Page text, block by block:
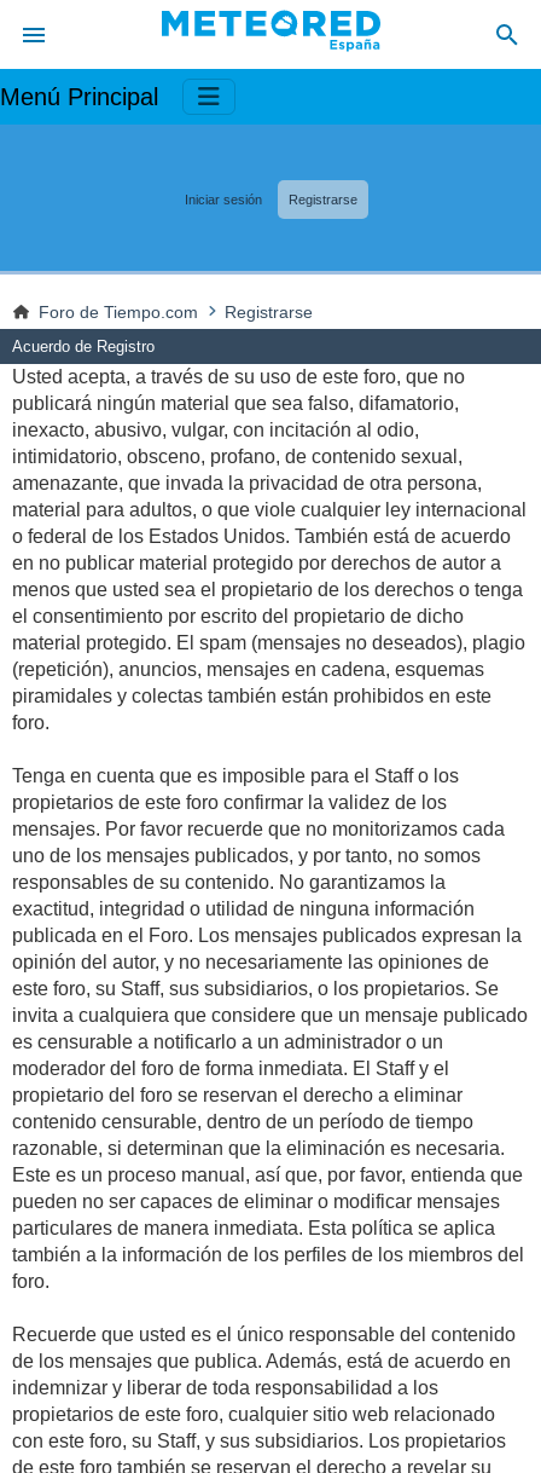
Menú Principal
Iniciar sesión Registrarse
Foro de Tiempo.com Registrarse
Acuerdo de Registro
Usted acepta, a través de su uso de este foro, que no
publicará ningún material que sea falso, difamatorio,
inexacto, abusivo, vulgar, con incitación al odio,
intimidatorio, obsceno, profano, de contenido sexual,
amenazante, que invada la privacidad de otra persona,
material para adultos, o que viole cualquier ley internacional
o federal de los Estados Unidos. También está de acuerdo
en no publicar material protegido por derechos de autor a
menos que usted sea el propietario de los derechos o tenga
el consentimiento por escrito del propietario de dicho
material protegido. El spam (mensajes no deseados), plagio
(repetición), anuncios, mensajes en cadena, esquemas
piramidales y colectas también están prohibidos en este
foro.
Tenga en cuenta que es imposible para el Staff o los
propietarios de este foro confirmar la validez de los
mensajes. Por favor recuerde que no monitorizamos cada
uno de los mensajes publicados, y por tanto, no somos
responsables de su contenido. No garantizamos la
exactitud, integridad o utilidad de ninguna información
publicada en el Foro. Los mensajes publicados expresan la
opinión del autor, y no necesariamente las opiniones de
este foro, su Staff, sus subsidiarios, o los propietarios. Se
invita a cualquiera que considere que un mensaje publicado
es censurable a notificarlo a un administrador o un
moderador del foro de forma inmediata. El Staff y el
propietario del foro se reservan el derecho a eliminar
contenido censurable, dentro de un período de tiempo
razonable, si determinan que la eliminación es necesaria.
Este es un proceso manual, así que, por favor, entienda que
pueden no ser capaces de eliminar o modificar mensajes
particulares de manera inmediata. Esta política se aplica
también a la información de los perfiles de los miembros del
foro.
Recuerde que usted es el único responsable del contenido
de los mensajes que publica. Además, está de acuerdo en
indemnizar y liberar de toda responsabilidad a los
propietarios de este foro, cualquier sitio web relacionado
con este foro, su Staff, y sus subsidiarios. Los propietarios
de este foro también se reservan el derecho a revelar su